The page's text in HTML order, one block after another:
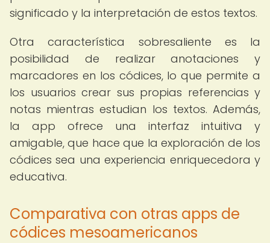
significado y la interpretación de estos textos.
Otra característica sobresaliente es la
posibilidad de realizar anotaciones y
marcadores en los códices, lo que permite a
los usuarios crear sus propias referencias y
notas mientras estudian los textos. Además,
la app ofrece una interfaz intuitiva y
amigable, que hace que la exploración de los
códices sea una experiencia enriquecedora y
educativa.
Comparativa con otras apps de
códices mesoamericanos